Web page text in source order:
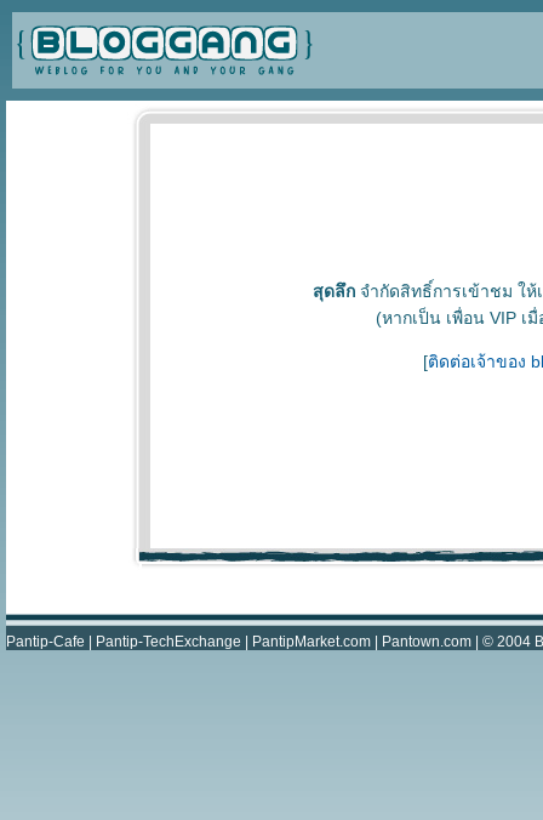
สุดลึก จำกัดสิทธิ์การเข้าชม ให้
(หากเป็น เพื่อน VIP เ
[ติดต่อเจ้าของ
Pantip-Cafe Pantip-TechExchange PantipMarket.com Pantown.com | © 2004